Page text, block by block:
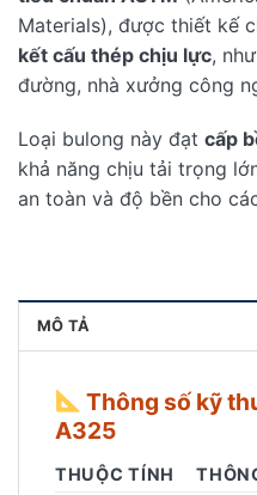
Materials), được thiết kế
kết cấu thép chịu lực,
đường, nhà xưởng công
Loại bulong này đạt cấp
khả năng chịu tải trọng
an toàn và độ bền cho
MÔ TẢ
Thông số kỹ
A325
THUỘC TÍNH